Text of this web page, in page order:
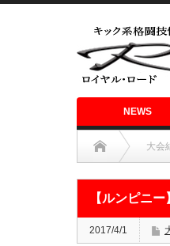
NEWS
大会
【ルンピニ
2017/4/1